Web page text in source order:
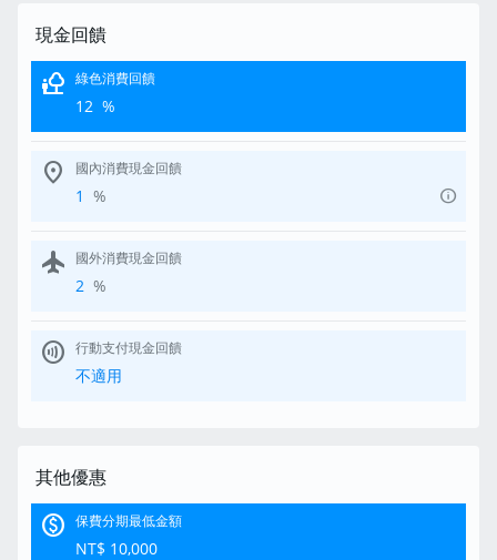
現金回饋
location_on 國內消費現金回饋
1 % info
flight 國外消費現金回饋
2 %
contactless 行動支付現金回饋
不適用
nature_people 綠色消費回饋
12 %
其他優惠
paid 保費分期最低金額
NT$ 10,000